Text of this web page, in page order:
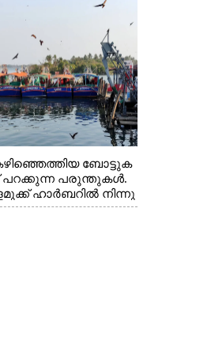
ബോട്ടുക
പറക്കുന്ന പരുന്തുകൾ.
ഹാർബറിൽ നിന്നു